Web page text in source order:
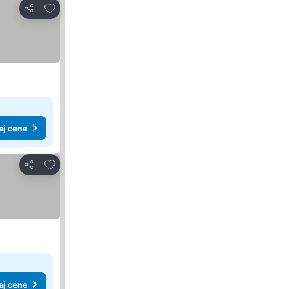
Deli
Dodati u favorite
cene
Deli
Dodati u favorite
cene